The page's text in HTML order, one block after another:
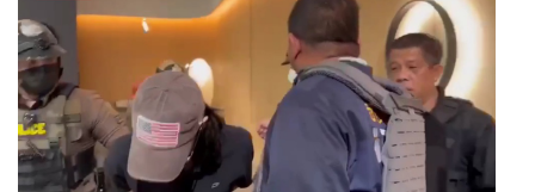
ในช่วงท้าย อาจารย์ยังตอบคำถามของผู้สื่อข่าว THE
STANDARD ว่า แลนด์บริดจ์ไม่ใช่แผนสำรองเดียวของจีน
โดยย้ำว่า จีนคิดเยอะกว่าไทยมาก และมีทางเลือกอื่นเตรียม
พร้อมภายใต้ยุทธศาสตร์ ‘สร้อยไข่มุก’ ไว้แล้ว เช่น การสร้าง
ท่อน้ำมันจากปากีสถาน ท่าเรือจ้าวผิ่วในเมียนมา ท่าเรือเรียม
ในกัมพูชา รวมถึงพื้นที่อื่นๆ เช่น ซีเชลส์, จิบูตี และศรีลังกา